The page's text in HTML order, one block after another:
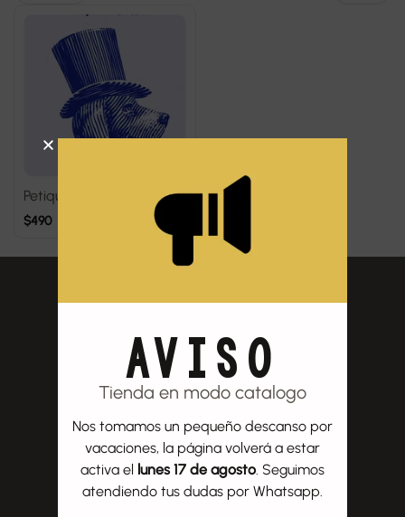
Petiquette
$490
AVISO
Tienda en modo catalogo
Nos tomamos un pequeño descanso por
vacaciones, la página volverá a estar
activa el lunes 17 de agosto. Seguimos
atendiendo tus dudas por Whatsapp.